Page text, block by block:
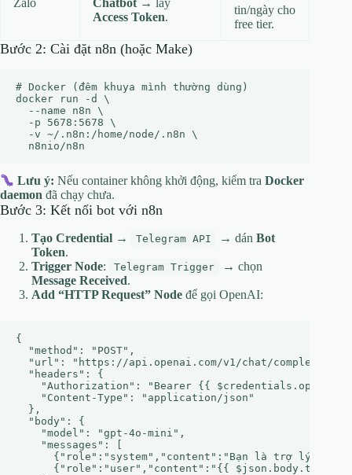
Access Token.
tin/ngày cho
free tier.
Bước 2: Cài đặt n8n (hoặc Make)
# Docker (đêm khuya mình thường dùng)
docker run -d \
  --name n8n \
  -p 5678:5678 \
  -v ~/.n8n:/home/node/.n8n \
Lưu ý: Nếu container không khởi động, kiểm traDocker
daemon đã chạy chưa.
Bước 3: Kết nối bot với n8n
Tạo Credential → Telegram API → dán Bot
Token.
Trigger Node: Telegram Trigger
→ chọn
Message Received.
Add “HTTP Request” Node để gọi OpenAI:
{
  "method": "POST",
"url": "https://api.openai.com/v1/chat/
  "headers": {
"Authorization": "Bearer {{
    "Content-Type": "application/json"
  },
  "body": {
    "model": "gpt-4o-mini",
    "messages": [
{"role":"system","content":"Bạn là trợ lý nội
{"role":"user","content":"{{ $json.body.text